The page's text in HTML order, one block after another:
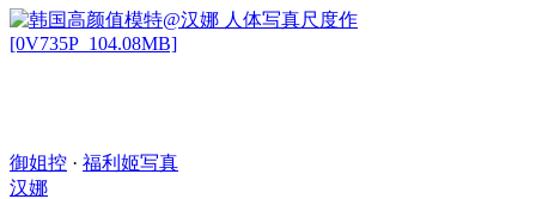
御姐控 · 福利姬写真
汉娜